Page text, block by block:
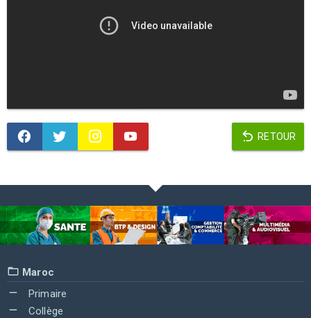
RETOUR
Maroc
Primaire
Collège